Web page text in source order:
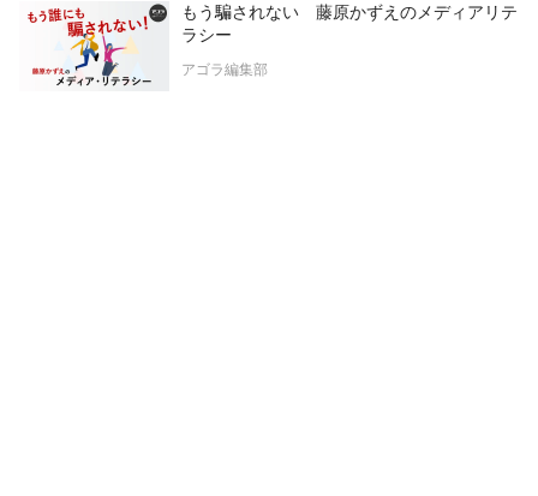
もう騙されない 藤原かずえのメディアリテ
ラシー
アゴラ編集部